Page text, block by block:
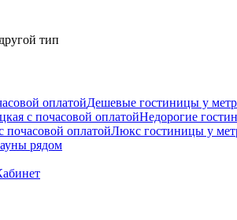
тип
оплатойДешевые гостиницы у
c почасовой оплатойНедорогие
оплатойЛюкс гостиницы у
рядом